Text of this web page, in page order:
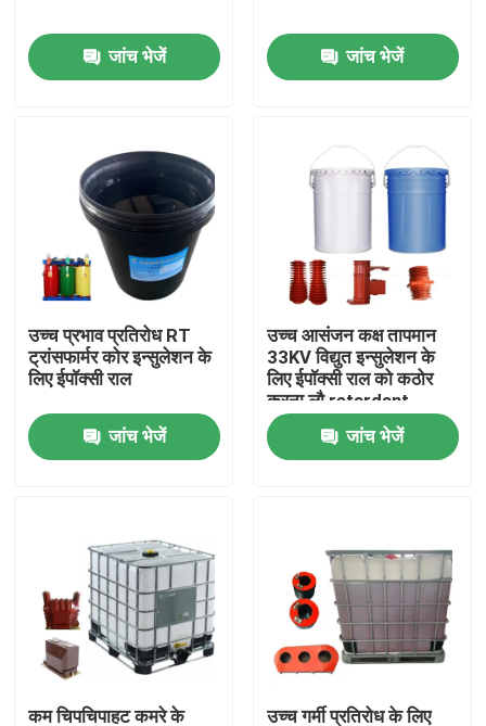
हमारे बारे में
फैक्टरी यात्रा
गुणवत्ता नियंत्रण
हमसे संपर्क करें
सभी मामलों
एक बोली का अनुरोध
कमरे का तापमान इलाज एपॉक्सी राल
जांच भेजें जांच भेजें
उच्च प्रभाव प्रतिरोध RT
ट्रांसफार्मर कोर इन्सुलेशन के
लिए ईपॉक्सी राल
जांच भेजें
उच्च आसंजन कक्ष तापमान
33KV विद्युत इन्सुलेशन के
लिए ईपॉक्सी राल को कठोर
करना लौ retardant
जांच भेजें
कम चिपचिपाहट कमरे के उच्च गर्मी प्रतिरोध के लिए